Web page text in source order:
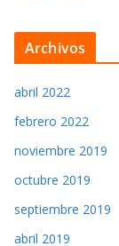
Archivos
abril 2022
febrero 2022
noviembre 2019
octubre 2019
septiembre 2019
abril 2019